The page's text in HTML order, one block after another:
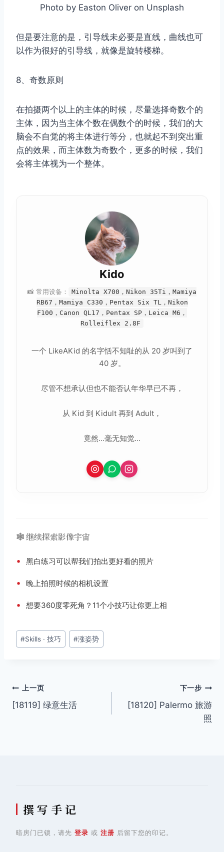
Photo by Easton Oliver on Unsplash
但是要注意的是，引导线未必要是直线，曲线也可
以作为很好的引导线，就像是旋转楼梯。
8、奇数原则
在拍摄两个以上的主体的时候，尽量选择奇数个的
主体，因为当主体个数在偶数个的时候，我们的大
脑会不自觉的将主体进行等分，也就起不到突出重
点的效果，而主体数为奇数个，更多的时候，我们
会将主体视为一个整体。
Kido
📸 常用设备：
Minolta X700，Nikon 35Ti，Mamiya
RB67，Mamiya C330，Pentax Six TL，Nikon
F100，Canon QL17，Pentax SP，Leica M6，
Rolleiflex 2.8F
一个 LikeAKid 的名字恬不知耻的从 20 岁叫到了
40 岁。
尽管不想承认但也不能否认年华早已不再，
从 Kid 到 Kidult 再到 Adult，
竟然...毫无知觉...
🕸️ 继续探索影像宇宙
• 黑白练习可以帮我们拍出更好看的照片
• 晚上拍照时候的相机设置
• 想要360度零死角？11个小技巧让你更上相
文
章
#Skills · 技巧 #涨姿势
文
章
上一页
[18119] 绿意生活
下一步
[18120] Palermo 旅游
照
撰 写 手 记
暗房门已锁，请先 登录 或 注册 后留下您的印记。